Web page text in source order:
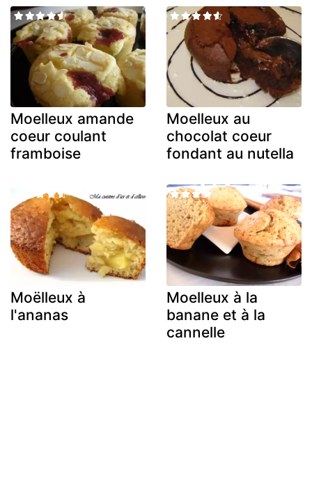
Moelleux amande
coeur coulant
framboise
Moelleux au
chocolat coeur
fondant au nutella
Moëlleux à
l'ananas
Moelleux à la
banane et à la
cannelle